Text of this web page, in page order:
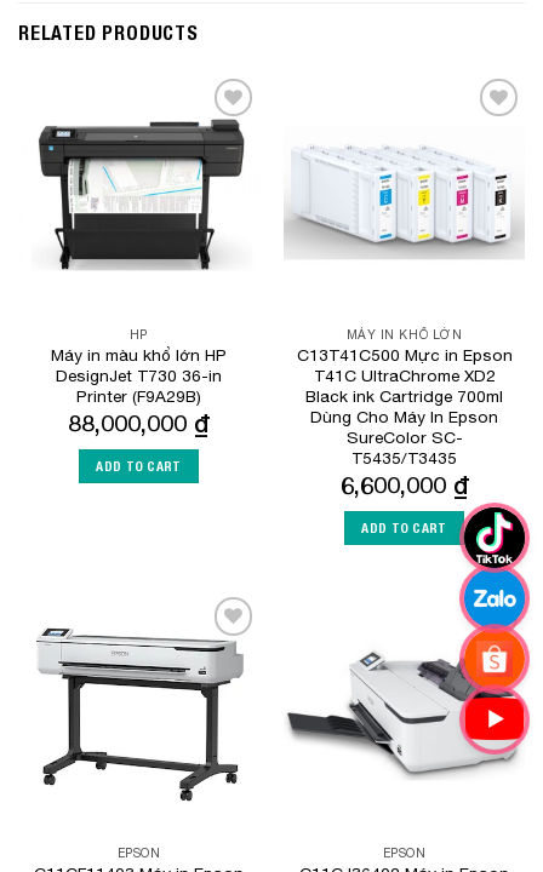
RELATED PRODUCTS
Add to
Wishlist
HP
Máy in màu khổ lớn HP
DesignJet T730 36-in
Printer (F9A29B)
88,000,000 ₫
ADD TO CART
MÁY IN KHỔ LỚN
C13T41C500 Mực in Epson
T41C UltraChrome XD2
Black ink Cartridge 700ml
Dùng Cho Máy In Epson
SureColor SC-
T5435/T3435
6,600,000 ₫
ADD TO CART
Add to
Wishlist
EPSON
Add to
Wishlist
EPSON